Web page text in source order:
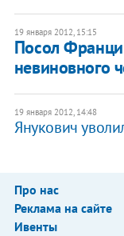
19 января 2012, 15:15
Посол
невиновного
19 января 2012, 14:48
Янукович
Про нас
Реклама на сайте
Ивенты